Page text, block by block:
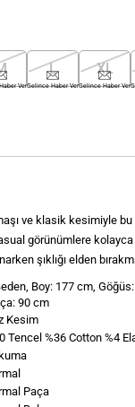
Ver
L
Gelince Haber Ver
XL
Gelince Haber Ver
ve klasik kesimiyle
görünümlere
şıklığı elden
Boy: 177 cm,
90 cm
Kesim
Tencel %36 Cotton %4
Paça